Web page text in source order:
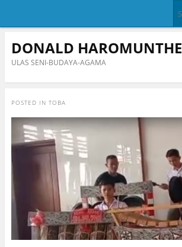
DONALD HAROMUNTHE
ULAS SENI-BUDAYA-AGAMA
POSTED IN TOBA